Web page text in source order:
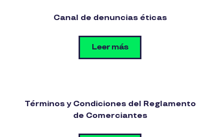
Canal de denuncias éticas
Leer más
Términos y Condiciones del Reglamento
de Comerciantes